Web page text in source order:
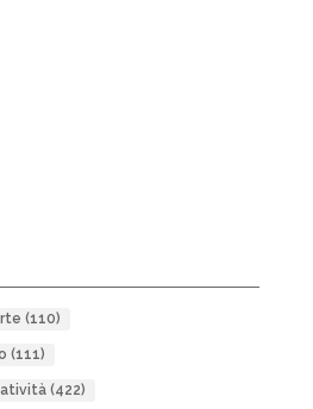
(110)
(111)
(422)